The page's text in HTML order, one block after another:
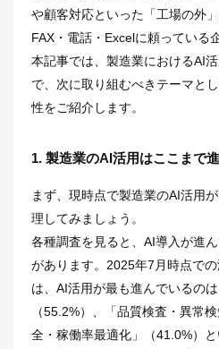
や顧客対応といった「工場の外
FAX・電話・Excelに頼っている
本記事では、製造業におけるAI
で、次に取り組むべきテーマと
性をご紹介します。
1. 製造業のAI活用はここまで
まず、現時点で製造業のAI活用
理してみましょう。
各種調査を見ると、AI導入が進
があります。2025年7月時点で
は、AI活用が最も進んでいるの
（55.2%）、「品質検査・異常
全・稼働率最適化」（41.0%）